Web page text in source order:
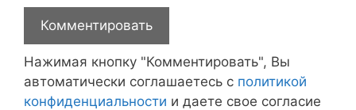
Нажимая кнопку "Комментировать", Вы
автоматически соглашаетесь с политикой
конфиденциальности и даете свое согласие